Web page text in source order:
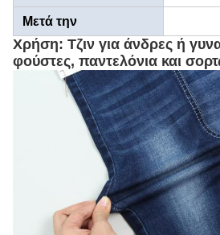
Μετά την
ολοκλήρωση:
Χρήση: Τζιν για άνδρες ή
φούστες, παντελόνια και